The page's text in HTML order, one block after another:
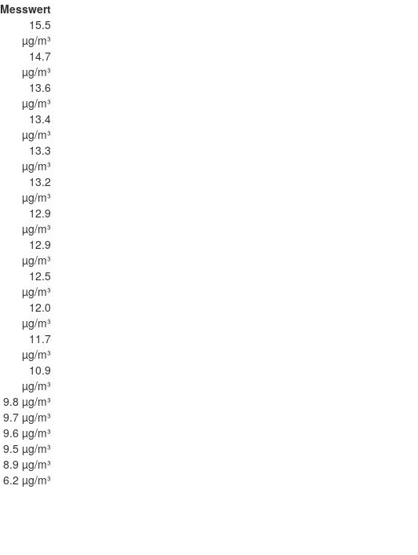
Messwert
15.5
µg/m³
14.7
µg/m³
13.6
µg/m³
13.4
µg/m³
13.3
µg/m³
13.2
µg/m³
12.9
µg/m³
12.9
µg/m³
12.5
µg/m³
12.0
µg/m³
11.7
µg/m³
10.9
µg/m³
9.8 µg/m³
9.7 µg/m³
9.6 µg/m³
9.5 µg/m³
8.9 µg/m³
6.2 µg/m³